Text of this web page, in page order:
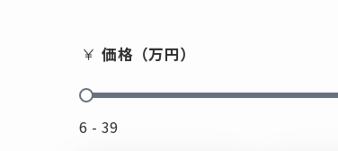
価格（万円）
rent_fee
6 - 39